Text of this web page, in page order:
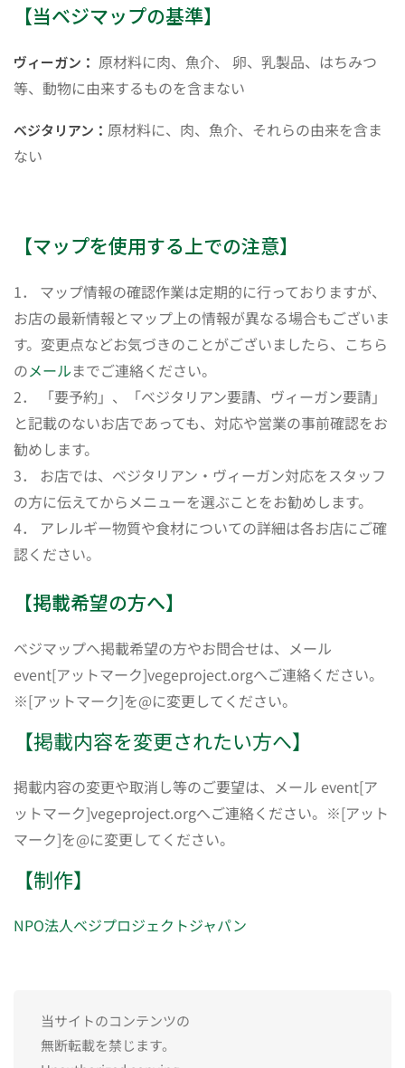
【当ベジマップの基準】
ヴィーガン： 原材料に肉、魚介、 卵、乳製品、はちみつ
等、動物に由来するものを含まない
ベジタリアン： 原材料に、肉、魚介、それらの由来を含ま
ない
【マップを使用する上での注意】
1． マップ情報の確認作業は定期的に行っておりますが、
お店の最新情報とマップ上の情報が異なる場合もございま
す。変更点などお気づきのことがございましたら、こちら
のメールまでご連絡ください。
2． 「要予約」、「ベジタリアン要請、ヴィーガン要請」
と記載のないお店であっても、対応や営業の事前確認をお
勧めします。
3． お店では、ベジタリアン・ヴィーガン対応をスタッフ
の方に伝えてからメニューを選ぶことをお勧めします。
4． アレルギー物質や食材についての詳細は各お店にご確
認ください。
【掲載希望の方へ】
ベジマップへ掲載希望の方やお問合せは、メール
event[アットマーク]vegeproject.orgへご連絡ください。
※[アットマーク]を@に変更してください。
【掲載内容を変更されたい方へ】
掲載内容の変更や取消し等のご要望は、メール event[ア
ットマーク]vegeproject.orgへご連絡ください。※[アット
マーク]を@に変更してください。
【制作】
NPO法人ベジプロジェクトジャパン
当サイトのコンテンツの
無断転載を禁じます。